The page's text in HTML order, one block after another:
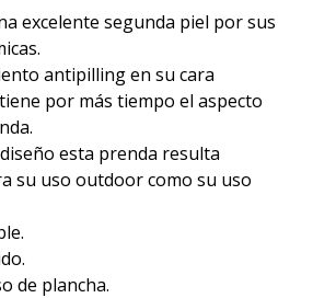
excelente segunda piel por sus
antipilling en su cara
por más tiempo el aspecto
esta prenda resulta
su uso outdoor como su uso
de plancha.